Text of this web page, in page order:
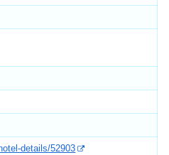
details/52903